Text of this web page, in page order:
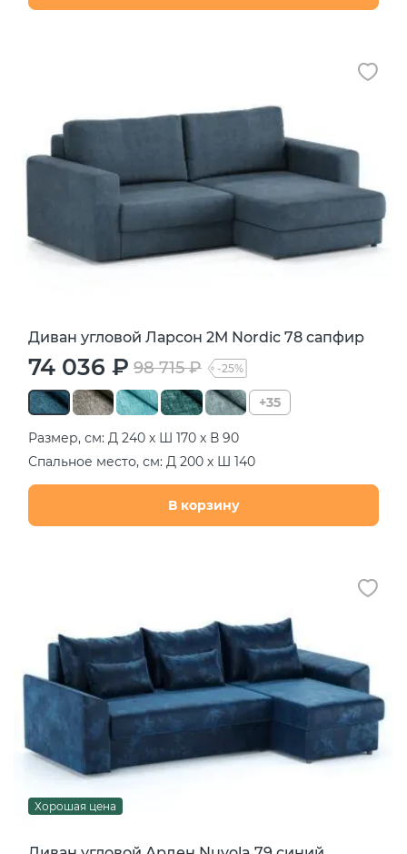
Диван угловой Ларсон 2М Nordic 78 сапфир
74 036 ₽ 98 715 ₽ -25%
+35
Размер, см: Д 240 х Ш 170 х В 90
Спальное место, см: Д 200 х Ш 140
В корзину
Хорошая цена